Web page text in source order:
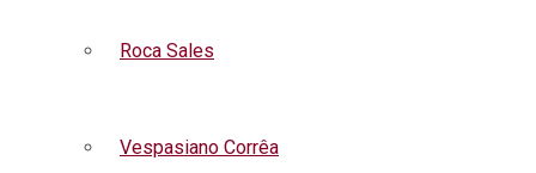
Roca Sales
Vespasiano Corrêa